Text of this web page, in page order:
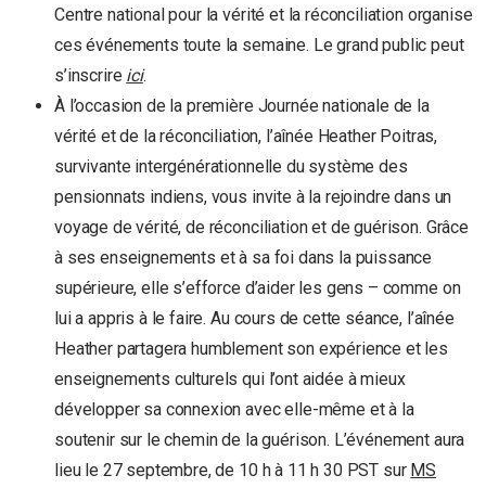
Centre national pour la vérité et la réconciliation organise
ces événements toute la semaine. Le grand public peut
s’inscrire ici.
À l’occasion de la première Journée nationale de la
vérité et de la réconciliation, l’aînée Heather Poitras,
survivante intergénérationnelle du système des
pensionnats indiens, vous invite à la rejoindre dans un
voyage de vérité, de réconciliation et de guérison. Grâce
à ses enseignements et à sa foi dans la puissance
supérieure, elle s’efforce d’aider les gens – comme on
lui a appris à le faire. Au cours de cette séance, l’aînée
Heather partagera humblement son expérience et les
enseignements culturels qui l’ont aidée à mieux
développer sa connexion avec elle-même et à la
soutenir sur le chemin de la guérison. L’événement aura
lieu le 27 septembre, de 10 h à 11 h 30 PST sur MS